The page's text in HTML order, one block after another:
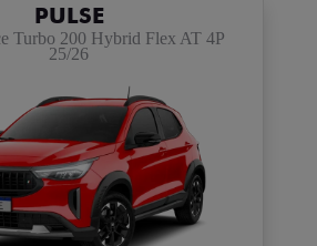
PULSE
Turbo 200 Hybrid Flex AT 4P
25/26